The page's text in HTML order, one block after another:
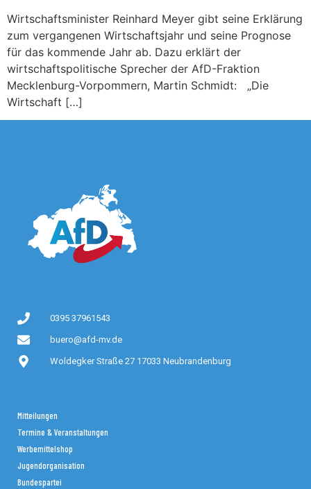
Wirtschaftsminister Reinhard Meyer gibt seine Erklärung
zum vergangenen Wirtschaftsjahr und seine Prognose
für das kommende Jahr ab. Dazu erklärt der
wirtschaftspolitische Sprecher der AfD-Fraktion
Mecklenburg-Vorpommern, Martin Schmidt: „Die
Wirtschaft […]
0395 37961543
buero@afd-mv.de
Woldegker Straße 27 17033 Neubrandenburg
Mitteilungen
Termine & Veranstaltungen
Werbemittelshop
Jugendorganisation
Bundespartei